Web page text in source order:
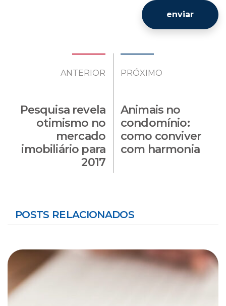
enviar
ANTERIOR
Pesquisa revela
otimismo no
mercado
imobiliário para
2017
PRÓXIMO
Animais no
condomínio:
como conviver
com harmonia
POSTS RELACIONADOS